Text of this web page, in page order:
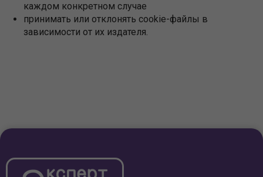
каждом конкретном случае
принимать или отклонять cookie-файлы в
зависимости от их издателя.